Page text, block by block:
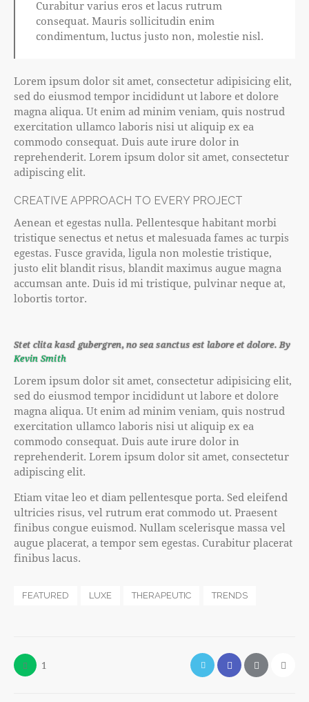
Curabitur varius eros et lacus rutrum
consequat. Mauris sollicitudin enim
condimentum, luctus justo non, molestie nisl.
Lorem ipsum dolor sit amet, consectetur adipisicing elit,
sed do eiusmod tempor incididunt ut labore et dolore
magna aliqua. Ut enim ad minim veniam, quis nostrud
exercitation ullamco laboris nisi ut aliquip ex ea
commodo consequat. Duis aute irure dolor in
reprehenderit. Lorem ipsum dolor sit amet, consectetur
adipiscing elit.
CREATIVE APPROACH TO EVERY PROJECT
Aenean et egestas nulla. Pellentesque habitant morbi
tristique senectus et netus et malesuada fames ac turpis
egestas. Fusce gravida, ligula non molestie tristique,
justo elit blandit risus, blandit maximus augue magna
accumsan ante. Duis id mi tristique, pulvinar neque at,
lobortis tortor.
Stet clita kasd gubergren, no sea sanctus est labore et dolore. By
Kevin Smith
Lorem ipsum dolor sit amet, consectetur adipisicing elit,
sed do eiusmod tempor incididunt ut labore et dolore
magna aliqua. Ut enim ad minim veniam, quis nostrud
exercitation ullamco laboris nisi ut aliquip ex ea
commodo consequat. Duis aute irure dolor in
reprehenderit. Lorem ipsum dolor sit amet, consectetur
adipiscing elit.
Etiam vitae leo et diam pellentesque porta. Sed eleifend
ultricies risus, vel rutrum erat commodo ut. Praesent
finibus congue euismod. Nullam scelerisque massa vel
augue placerat, a tempor sem egestas. Curabitur placerat
finibus lacus.
FEATURED LUXE THERAPEUTIC TRENDS
1